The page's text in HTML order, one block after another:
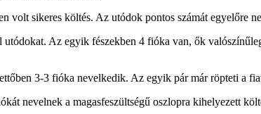
volt sikeres költés. Az utódok pontos számát egyelőre
utódokat. Az egyik fészekben 4 fióka van, ők
3-3 fióka nevelkedik. Az egyik pár már röpteti a
nevelnek a magasfeszültségű oszlopra kihelyezett